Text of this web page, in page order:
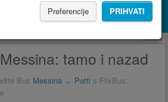
Preferencije PRIHVATI
s Booking.com
Reklama
tamo i nazad
Bus Messina ↔ Patti s FlixBus,